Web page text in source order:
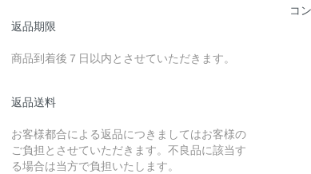
返品期限
商品到着後７日以内とさせていただきます。
返品送料
お客様都合による返品につきましてはお客様の
ご負担とさせていただきます。不良品に該当す
る場合は当方で負担いたします。
コ